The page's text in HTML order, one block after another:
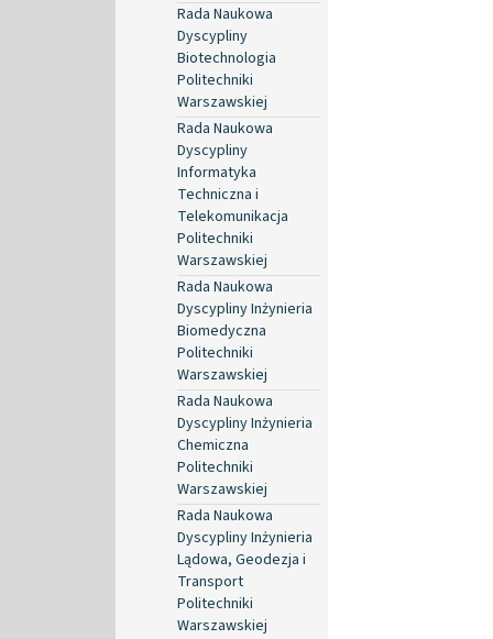
Rada Naukowa
Dyscypliny
Biotechnologia
Politechniki
Warszawskiej
Rada Naukowa
Dyscypliny
Informatyka
Techniczna i
Telekomunikacja
Politechniki
Warszawskiej
Rada Naukowa
Dyscypliny Inżynieria
Biomedyczna
Politechniki
Warszawskiej
Rada Naukowa
Dyscypliny Inżynieria
Chemiczna
Politechniki
Warszawskiej
Rada Naukowa
Dyscypliny Inżynieria
Lądowa, Geodezja i
Transport
Politechniki
Warszawskiej